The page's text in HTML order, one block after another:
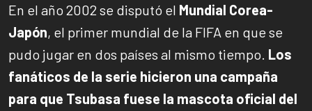
En el año 2002 se disputó el Mundial Corea-
Japón, el primer mundial de la FIFA en que se
pudo jugar en dos países al mismo tiempo. Los
fanáticos de la serie hicieron una campaña
para que Tsubasa fuese la mascota oficial del